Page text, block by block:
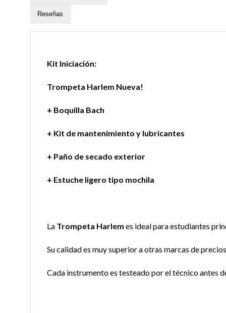
Reseñas
Kit Iniciación:
Trompeta Harlem Nueva!
+ Boquilla Bach
+ Kit de mantenimiento y lubricantes
+ Paño de secado exterior
+ Estuche ligero tipo mochila
La Trompeta Harlem es ideal para estudiantes
Su calidad es muy superior a otras marcas de
Cada instrumento es testeado por el técnico antes